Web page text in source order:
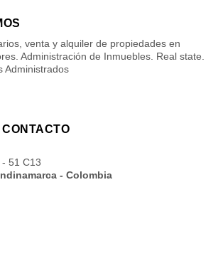
venta y alquiler de propiedades en
Administración de Inmuebles. Real state.
Administrados
51 C13
- Colombia